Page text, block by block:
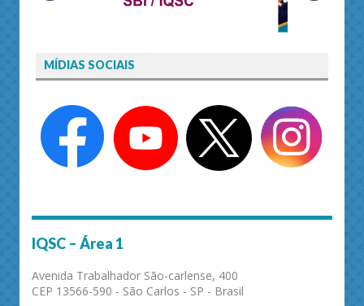
MÍDIAS SOCIAIS
IQSC – Área 1
Avenida Trabalhador São-carlense, 400
CEP 13566-590 - São Carlos - SP - Brasil